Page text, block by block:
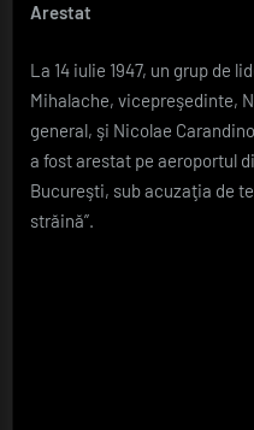
Arestat
La 14 iulie 1947, un grup de
Mihalache, vicepreşedinte,
general, şi Nicolae
a fost arestat pe aeroportul
Bucureşti, sub acuzaţia de
străină”.